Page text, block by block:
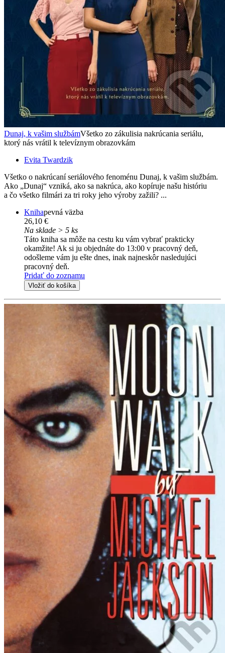
Dunaj, k vašim službámVšetko zo zákulisia nakrúcania seriálu,
ktorý nás vrátil k televíznym obrazovkám
Evita Twardzik
Všetko o nakrúcaní seriálového fenoménu Dunaj, k vašim službám.
Ako „Dunaj“ vzniká, ako sa nakrúca, ako kopíruje našu históriu
a čo všetko filmári za tri roky jeho výroby zažili? ...
Knihapevná väzba
26,10 €
Na sklade > 5 ks
Táto kniha sa môže na cestu ku vám vybrať prakticky
okamžite! Ak si ju objednáte do 13:00 v pracovný deň,
odošleme vám ju ešte dnes, inak najneskôr nasledujúci
pracovný deň.
Pridať do zoznamu
Vložiť do košíka